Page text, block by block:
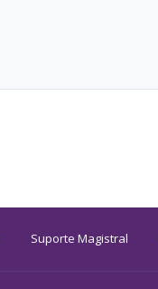
Suporte Magistral